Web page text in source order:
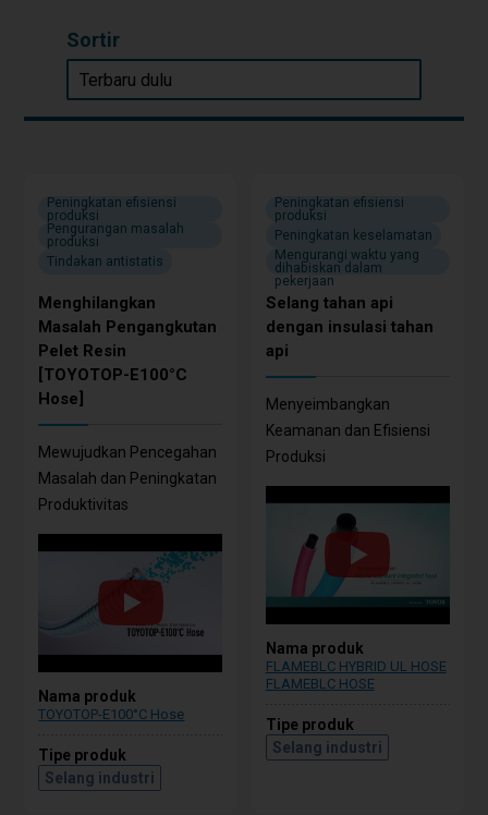
Sortir
Peningkatan efisiensi
produksi
Pengurangan masalah
produksi
Tindakan antistatis
Menghilangkan
Masalah Pengangkutan
Pelet Resin
[TOYOTOP-E100°C
Hose]
Mewujudkan Pencegahan
Masalah dan Peningkatan
Produktivitas
Nama produk
TOYOTOP-E100°C Hose
Tipe produk
Selang industri
Peningkatan efisiensi
produksi
Peningkatan keselamatan
Mengurangi waktu yang
dihabiskan dalam
pekerjaan
Selang tahan api
dengan insulasi tahan
api
Menyeimbangkan
Keamanan dan Efisiensi
Produksi
Nama produk
FLAMEBLC HYBRID UL HOSE
FLAMEBLC HOSE
Tipe produk
Selang industri